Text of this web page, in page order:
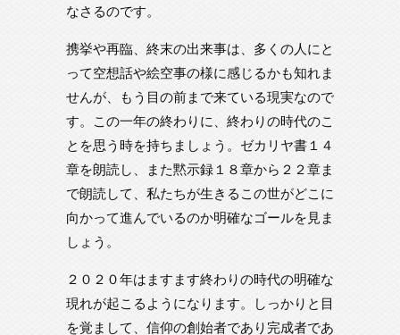
なさるのです。
携挙や再臨、終末の出来事は、多くの人にと
って空想話や絵空事の様に感じるかも知れま
せんが、もう目の前まで来ている現実なので
す。この一年の終わりに、終わりの時代のこ
とを思う時を持ちましょう。ゼカリヤ書１４
章を朗読し、また黙示録１８章から２２章ま
で朗読して、私たちが生きるこの世がどこに
向かって進んでいるのか明確なゴールを見ま
しょう。
２０２０年はますます終わりの時代の明確な
現れが起こるようになります。しっかりと目
を覚まして、信仰の創始者であり完成者であ